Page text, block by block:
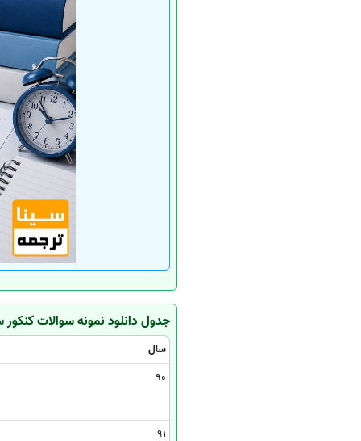
جدول دانلود نمونه سوالات
سال
90
91